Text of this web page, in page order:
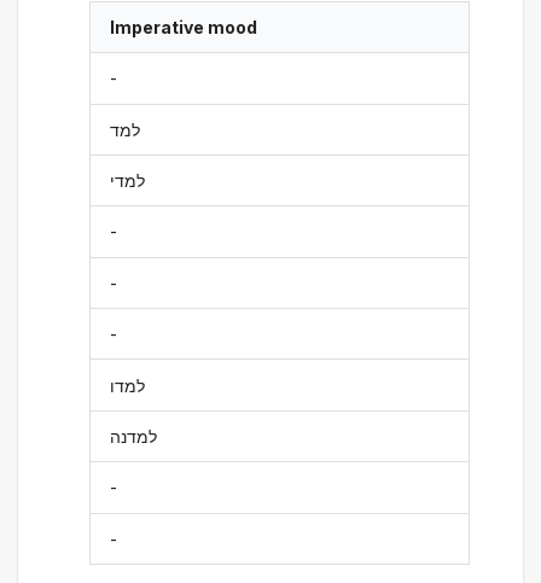
Imperative mood
-
למד
למדי
-
-
-
למדו
למדנה
-
-